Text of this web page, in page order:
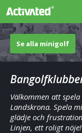
Se alla minigolf
Välkommen att
Landskrona. Spela
glädje och
Linjen, ett roligt nöje!